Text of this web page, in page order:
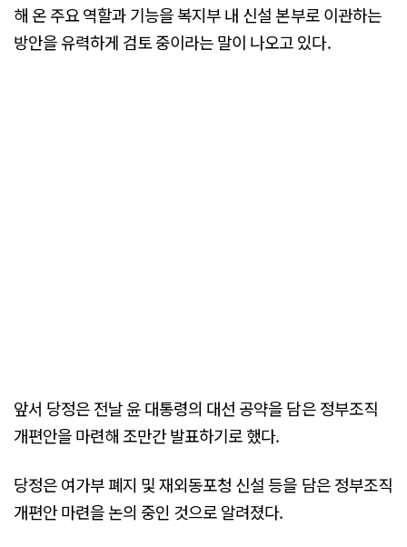
해 온 주요 역할과 기능을 복지부 내 신설 본부로 이관하는
방안을 유력하게 검토 중이라는 말이 나오고 있다.
앞서 당정은 전날 윤 대통령의 대선 공약을 담은 정부조직
개편안을 마련해 조만간 발표하기로 했다.
당정은 여가부 폐지 및 재외동포청 신설 등을 담은 정부조직
개편안 마련을 논의 중인 것으로 알려졌다.